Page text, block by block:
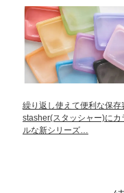
繰り返し使えて便利な保存
stasher(スタッシャー)にカ
ルな新シリーズ…